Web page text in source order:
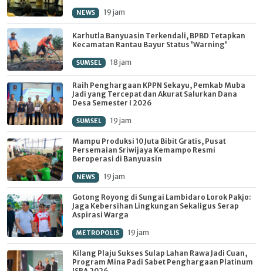
NEWS 19 jam
Karhutla Banyuasin Terkendali, BPBD Tetapkan
Kecamatan Rantau Bayur Status 'Warning'
SUMSEL 18 jam
Raih Penghargaan KPPN Sekayu, Pemkab Muba
Jadi yang Tercepat dan Akurat Salurkan Dana
Desa Semester I 2026
SUMSEL 19 jam
Mampu Produksi 10 Juta Bibit Gratis, Pusat
Persemaian Sriwijaya Kemampo Resmi
Beroperasi di Banyuasin
NEWS 19 jam
Gotong Royong di Sungai Lambidaro Lorok Pakjo:
Jaga Kebersihan Lingkungan Sekaligus Serap
Aspirasi Warga
METROPOLIS 19 jam
Kilang Plaju Sukses Sulap Lahan Rawa Jadi Cuan,
Program Mina Padi Sabet Penghargaan Platinum